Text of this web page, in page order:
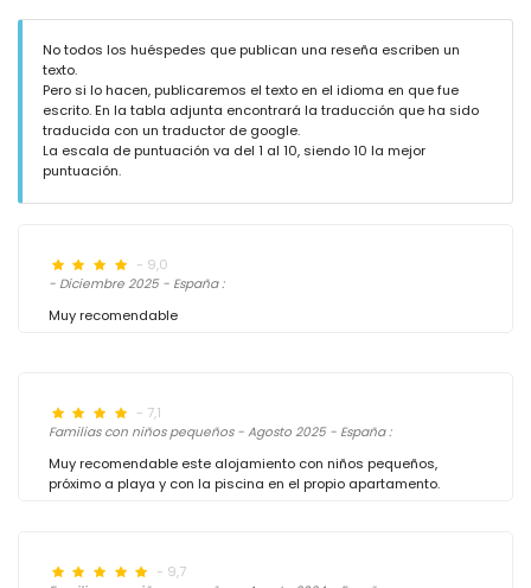
No todos los huéspedes que publican una reseña escriben un
texto.
Pero si lo hacen, publicaremos el texto en el idioma en que fue
escrito. En la tabla adjunta encontrará la traducción que ha sido
traducida con un traductor de google.
La escala de puntuación va del 1 al 10, siendo 10 la mejor
puntuación.
- 9,0
- Diciembre 2025 - España :
Muy recomendable
- 7,1
Familias con niños pequeños - Agosto 2025 - España :
Muy recomendable este alojamiento con niños pequeños,
próximo a playa y con la piscina en el propio apartamento.
- 9,7